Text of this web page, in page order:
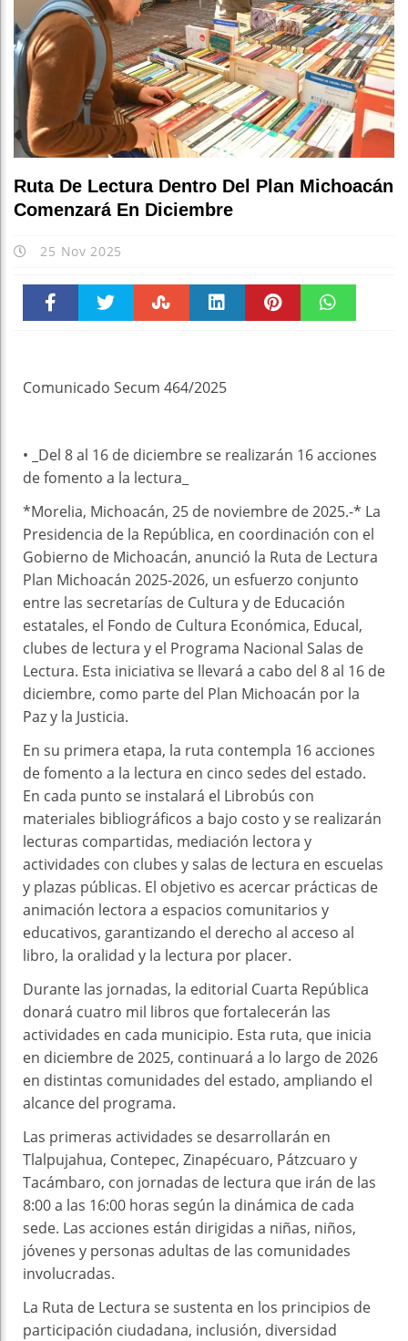
Ruta De Lectura Dentro Del Plan Michoacán
Comenzará En Diciembre
25 Nov 2025
Comunicado Secum 464/2025
• _Del 8 al 16 de diciembre se realizarán 16 acciones
de fomento a la lectura_
*Morelia, Michoacán, 25 de noviembre de 2025.-* La
Presidencia de la República, en coordinación con el
Gobierno de Michoacán, anunció la Ruta de Lectura
Plan Michoacán 2025-2026, un esfuerzo conjunto
entre las secretarías de Cultura y de Educación
estatales, el Fondo de Cultura Económica, Educal,
clubes de lectura y el Programa Nacional Salas de
Lectura. Esta iniciativa se llevará a cabo del 8 al 16 de
diciembre, como parte del Plan Michoacán por la
Paz y la Justicia.
En su primera etapa, la ruta contempla 16 acciones
de fomento a la lectura en cinco sedes del estado.
En cada punto se instalará el Librobús con
materiales bibliográficos a bajo costo y se realizarán
lecturas compartidas, mediación lectora y
actividades con clubes y salas de lectura en escuelas
y plazas públicas. El objetivo es acercar prácticas de
animación lectora a espacios comunitarios y
educativos, garantizando el derecho al acceso al
libro, la oralidad y la lectura por placer.
Durante las jornadas, la editorial Cuarta República
donará cuatro mil libros que fortalecerán las
actividades en cada municipio. Esta ruta, que inicia
en diciembre de 2025, continuará a lo largo de 2026
en distintas comunidades del estado, ampliando el
alcance del programa.
Las primeras actividades se desarrollarán en
Tlalpujahua, Contepec, Zinapécuaro, Pátzcuaro y
Tacámbaro, con jornadas de lectura que irán de las
8:00 a las 16:00 horas según la dinámica de cada
sede. Las acciones están dirigidas a niñas, niños,
jóvenes y personas adultas de las comunidades
involucradas.
La Ruta de Lectura se sustenta en los principios de
participación ciudadana, inclusión, diversidad